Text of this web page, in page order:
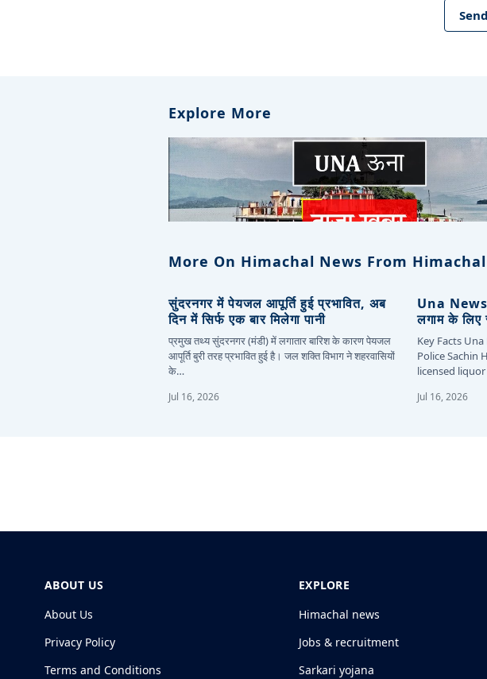
Explore More
More On Himachal News From
सुंदरनगर में पेयजल आपूर्ति हुई प्रभावित, अब
दिन में सिर्फ एक बार मिलेगा पानी
प्रमुख तथ्य सुंदरनगर (मंडी) में लगातार बारिश के कारण पेयजल
आपूर्ति बुरी तरह प्रभावित हुई है। जल शक्ति विभाग ने शहरवासियों
के…
Jul 16, 2026
Una
लगाम के
Key Facts
Police Sachin
licensed
Jul 16, 2026
ABOUT US
About Us
Privacy Policy
Terms and Conditions
EXPLORE
Himachal news
Jobs & recruitment
Sarkari yojana